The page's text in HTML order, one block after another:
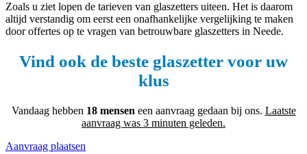
Zoals u ziet lopen de tarieven van glaszetters uiteen. Het is daarom
altijd verstandig om eerst een onafhankelijke vergelijking te maken
door offertes op te vragen van betrouwbare glaszetters in Neede.
Vind ook de beste glaszetter voor uw
klus
Vandaag hebben 18 mensen een aanvraag gedaan bij ons. Laatste
aanvraag was 3 minuten geleden.
Aanvraag plaatsen